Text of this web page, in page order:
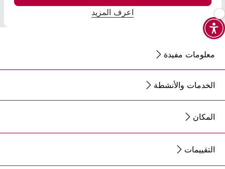
اعرف المزيد
معلومات مفيدة
الخدمات والأنشطة
المكان
التقييمات